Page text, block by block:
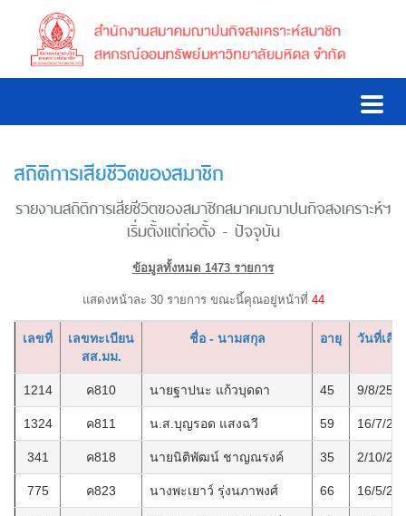
สถิติการเสียชีวิตของสมาชิก
รายงานสถิติการเสียชีวิตของสมาชิกสมาคมฌาปนกิจสงเคราะห์ฯ
เริ่มตั้งแต่ก่อตั้ง - ปัจจุบัน
ข้อมูลทั้งหมด 1473 รายการ
แสดงหน้าละ 30 รายการ ขณะนี้คุณอยู่หน้าที่ 44
เลขที่
เลขทะเบียน
สส.มม.
ชื่อ - นามสกุล อายุ วันที่เสีย
1214 ค810 นายฐาปนะ แก้วบุดดา 45 9/8/
1324 ค811 น.ส.บุญรอด แสงฉวี 59 16/7/
341 ค818 นายนิติพัฒน์ ชาญณรงค์ 35 2/10/
775 ค823 นางพะเยาว์ รุ่งนภาพงศ์ 66 16/5/